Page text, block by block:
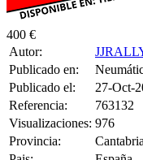
400 €
Autor:
Publicado en:
Publicado el:
27-Oct-
Referencia:
763132
Visualizaciones: 976
Provincia:
Cantabria